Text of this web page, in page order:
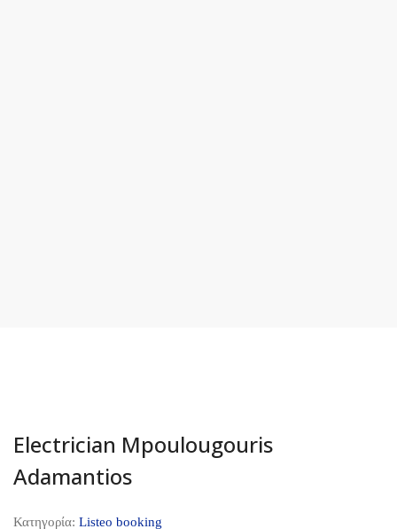
Electrician Mpoulougouris
Adamantios
Κατηγορία: Listeo booking